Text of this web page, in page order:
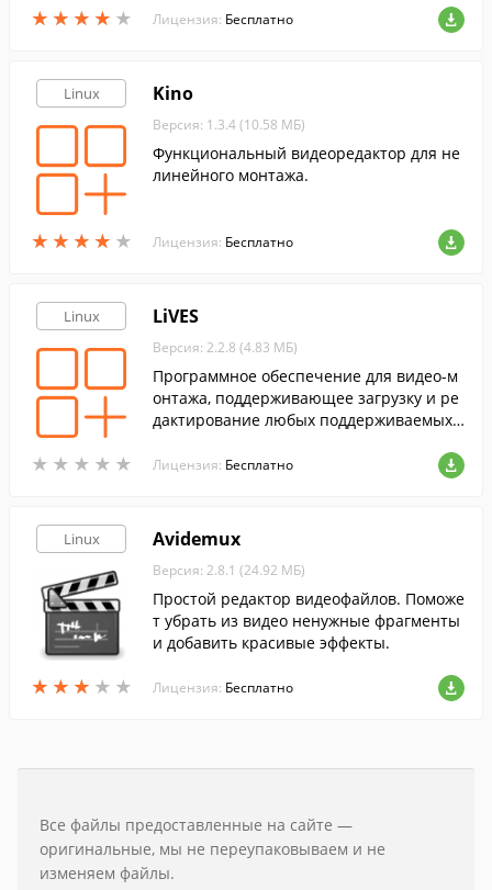
★ ★ ★ ★ ★
★ ★ ★ ★ ★
параметры.
Лицензия: Бесплатно
Linux
★ ★ ★ ★ ★
★ ★ ★ ★ ★
Kino
Версия: 1.3.4 (10.58 МБ)
Функциональный видеоредактор для не
линейного монтажа.
Лицензия: Бесплатно
Linux
★ ★ ★ ★ ★
★ ★ ★ ★ ★
LiVES
Версия: 2.2.8 (4.83 МБ)
Программное обеспечение для видео-м
онтажа, поддерживающее загрузку и ре
дактирование любых поддерживаемых
Лицензия: Бесплатно
Linux
★ ★ ★ ★ ★
★ ★ ★ ★ ★
Avidemux
Версия: 2.8.1 (24.92 МБ)
Простой редактор видеофайлов. Поможе
т убрать из видео ненужные фрагменты
и добавить красивые эффекты.
Лицензия: Бесплатно
Все файлы предоставленные на сайте —
оригинальные, мы не переупаковываем и не
изменяем файлы.